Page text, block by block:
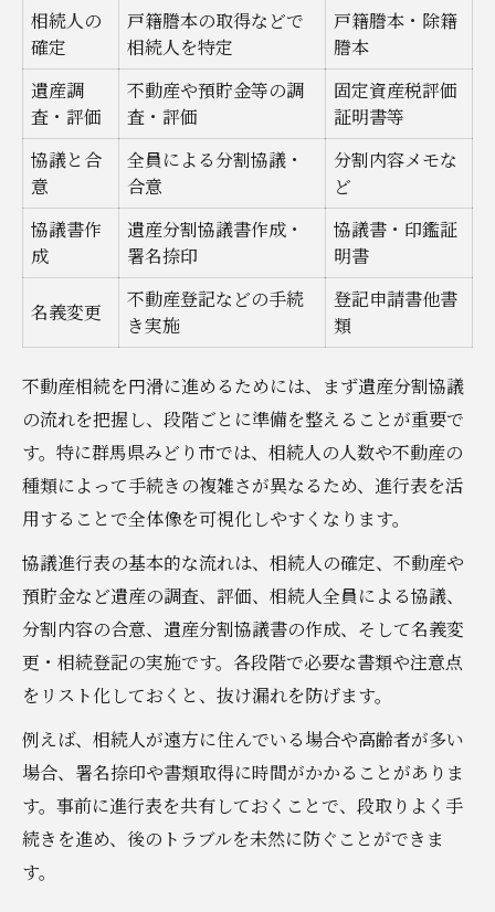
相続人の
確定
戸籍謄本の取得などで
相続人を特定
戸籍謄本・除籍
謄本
遺産調
査・評価
不動産や預貯金等の調
査・評価
固定資産税評価
証明書等
協議と合
意
全員による分割協議・
合意
分割内容メモな
ど
協議書作
成
遺産分割協議書作成・
署名捺印
協議書・印鑑証
明書
名義変更
不動産登記などの手続
き実施
登記申請書他書
類
不動産相続を円滑に進めるためには、まず遺産分割協議
の流れを把握し、段階ごとに準備を整えることが重要で
す。特に群馬県みどり市では、相続人の人数や不動産の
種類によって手続きの複雑さが異なるため、進行表を活
用することで全体像を可視化しやすくなります。
協議進行表の基本的な流れは、相続人の確定、不動産や
預貯金など遺産の調査、評価、相続人全員による協議、
分割内容の合意、遺産分割協議書の作成、そして名義変
更・相続登記の実施です。各段階で必要な書類や注意点
をリスト化しておくと、抜け漏れを防げます。
例えば、相続人が遠方に住んでいる場合や高齢者が多い
場合、署名捺印や書類取得に時間がかかることがありま
す。事前に進行表を共有しておくことで、段取りよく手
続きを進め、後のトラブルを未然に防ぐことができま
す。